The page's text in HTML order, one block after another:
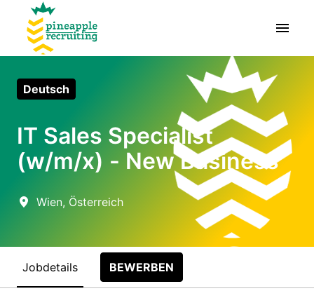
contentHomepage
Deutsch
IT Sales Specialist
(w/m/x) - New Business
Wien, Österreich
Jobdetails BEWERBEN